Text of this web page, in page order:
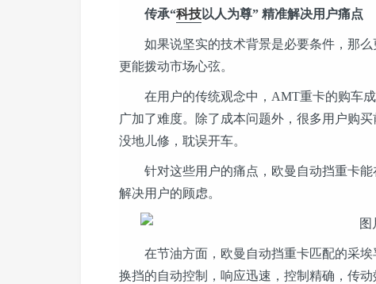
传承“科技以人为尊” 精准解决用户痛点
如果说坚实的技术背景是必要条件，那么
更能拨动市场心弦。
在用户的传统观念中，AMT重卡的购车成
广加了难度。除了成本问题外，很多用户购
没地儿修，耽误开车。
针对这些用户的痛点，欧曼自动挡重卡能
解决用户的顾虑。
在节油方面，欧曼自动挡重卡匹配的采埃
换挡的自动控制，响应迅速，控制精确，传